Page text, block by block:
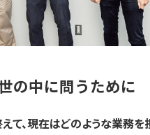
の中に問うために
て、現在はどのような業務